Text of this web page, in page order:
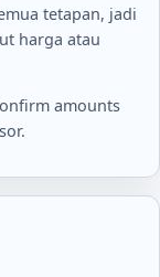
tetapan, jadi
harga atau
amounts